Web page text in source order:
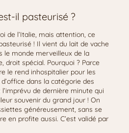
il pasteurisé ?
de l’Italie, mais attention, ce
! Il vient du lait de vache
le monde merveilleux de la
droit spécial. Pourquoi ? Parce
le rend inhospitalier pour les
dans la catégorie des
l’imprévu de dernière minute qui
souvenir du grand jour ! On
généreusement, sans se
en profite aussi. C’est validé par